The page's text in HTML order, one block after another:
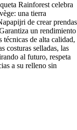
Rainforest celebra
una tierra
de crear prendas
un rendimiento
técnicas de alta calidad,
costuras selladas, las
al futuro, respeta
a su relleno sin